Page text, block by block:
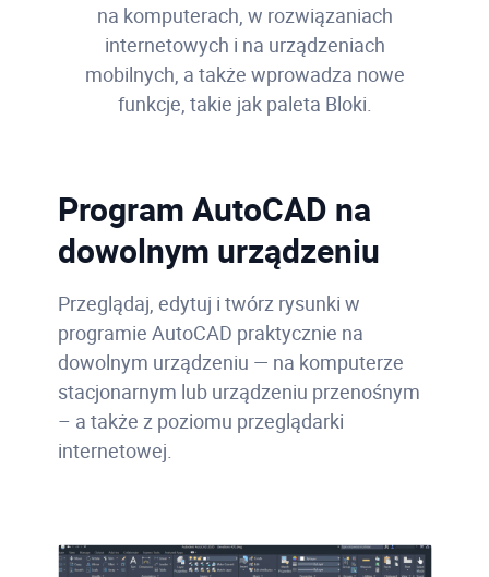
Generuj i udostępniaj rzuty izometryczne i
prostokątne oraz zestawienia komponentów.
Twórz schematy, układy instalacji oraz inne
rysunki z zakresu projektowania procesów
inteligentnych obiektów wykorzystywanych
w procesach technologicznych, takich jak
szablony wyposażenia, szablony
zgodne z 40 normami, w tym ANSI i DIN.
umożliwiają konwersję obrazów
rastrowych na obiekty DWG™. Edytowanie
na komputerach, w rozwiązaniach
internetowych i na urządzeniach
mobilnych, a także wprowadza nowe
funkcje, takie jak paleta Bloki.
Program AutoCAD na
dowolnym urządzeniu
Przeglądaj, edytuj i twórz rysunki w
programie AutoCAD praktycznie na
dowolnym urządzeniu — na komputerze
stacjonarnym lub urządzeniu przenośnym
– a także z poziomu przeglądarki
internetowej.